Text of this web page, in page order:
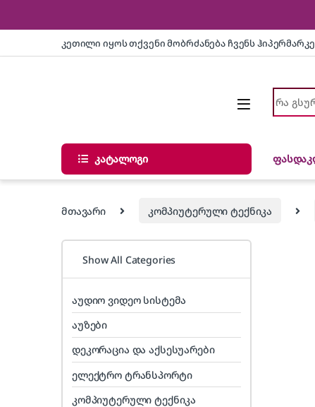
კეთილი იყოს თქვენი მობრძანება ჩვენს
Search
კატალოგი
მთავარი კომპიუტერული ტექნიკა
Show All Categories
აუდიო ვიდეო სისტემა
აუზები
დეკორაცია და აქსესუარები
ელექტრო ტრანსპორტი
კომპიუტერული ტექნიკა